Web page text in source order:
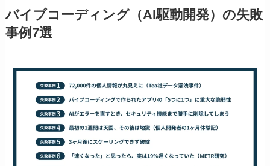
バイブコーディング（AI駆動開発）の失敗
事例7選